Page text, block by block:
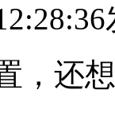
，还